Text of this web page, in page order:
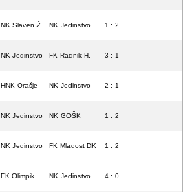
NK Slaven Ž. NK Jedinstvo 1 : 2
NK Jedinstvo FK Radnik H. 3 : 1
HNK Orašje NK Jedinstvo 2 : 1
NK Jedinstvo NK GOŠK 1 : 2
NK Jedinstvo FK Mladost DK 1 : 2
FK Olimpik NK Jedinstvo 4 : 0